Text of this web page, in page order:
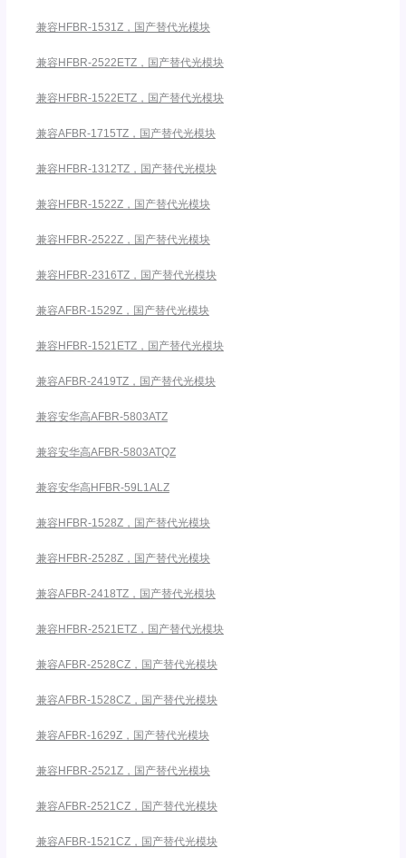
兼容HFBR-1531Z，国产替代光模块
兼容HFBR-2522ETZ，国产替代光模块
兼容HFBR-1522ETZ，国产替代光模块
兼容AFBR-1715TZ，国产替代光模块
兼容HFBR-1312TZ，国产替代光模块
兼容HFBR-1522Z，国产替代光模块
兼容HFBR-2522Z，国产替代光模块
兼容HFBR-2316TZ，国产替代光模块
兼容AFBR-1529Z，国产替代光模块
兼容HFBR-1521ETZ，国产替代光模块
兼容AFBR-2419TZ，国产替代光模块
兼容安华高AFBR-5803ATZ
兼容安华高AFBR-5803ATQZ
兼容安华高HFBR-59L1ALZ
兼容HFBR-1528Z，国产替代光模块
兼容HFBR-2528Z，国产替代光模块
兼容AFBR-2418TZ，国产替代光模块
兼容HFBR-2521ETZ，国产替代光模块
兼容AFBR-2528CZ，国产替代光模块
兼容AFBR-1528CZ，国产替代光模块
兼容AFBR-1629Z，国产替代光模块
兼容HFBR-2521Z，国产替代光模块
兼容AFBR-2521CZ，国产替代光模块
兼容AFBR-1521CZ，国产替代光模块